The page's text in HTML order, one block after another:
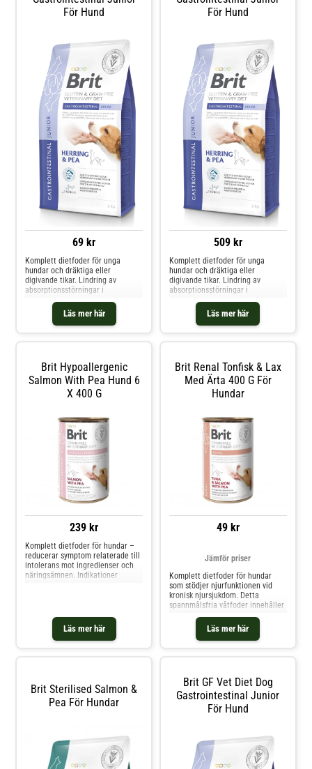
För Hund
69 kr
Läs mer här
Komplett dietfoder för unga
hundar och dräktiga eller
digivande tikar. Lindring av
absorptionsstörningar i
dålig matsmältning.
Sammansättning: Torkad sill (33
%), ärtor (26 %), insektsfett (16 %),
För Hund
509 kr
Läs mer här
Komplett dietfoder för unga
hundar och dräktiga eller
digivande tikar. Lindring av
absorptionsstörningar i
dålig matsmältning.
Sammansättning: Torkad sill (33
%), ärtor (26 %), insektsfett (16 %),
Brit Hypoallergenic
Salmon With Pea Hund 6
X 400 G
239 kr
Läs mer här
Komplett dietfoder för hundar –
reducerar symptom relaterade till
intolerans mot ingredienser och
näringsämnen. Indikationer
atopisk dermatit Främjar hälsan
och kvaliteten på päls och hud
Diarré och tar
Brit Renal Tonfisk & Lax
Med Ärta 400 G För
Hundar
49 kr
Läs mer här
Jämför priser
Komplett dietfoder för hundar
som stödjer njurfunktionen vid
kronisk njursjukdom. Detta
spannmålsfria våtfoder innehåller
begränsade mängder fosfor och
lättsmälta proteiner från tonfisk
och lax för att minska
belastningen på njurarna. Omega-
Brit Sterilised Salmon &
Pea För Hundar
Brit GF Vet Diet Dog
Gastrointestinal Junior
För Hund